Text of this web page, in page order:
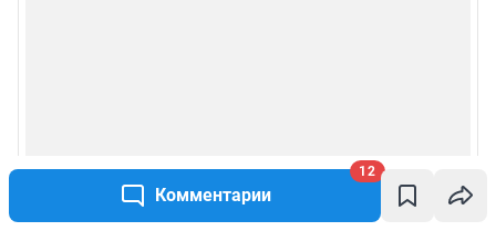
Комментарии
12